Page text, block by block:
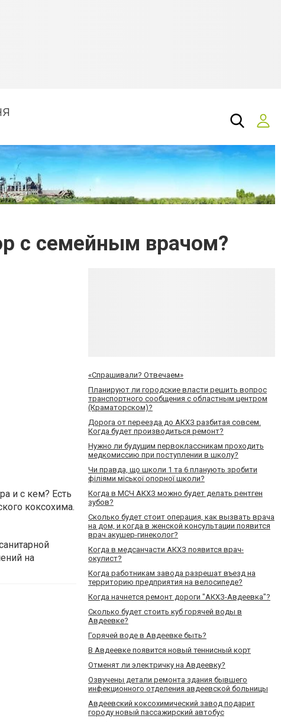
с семейным врачом?
и с кем? Есть
коксохима.
на
«Спрашивали? Отвечаем»
Планируют ли городские власти решить вопрос
транспортного сообщения с областным центром
(Краматорском)?
Дорога от переезда до АКХЗ разбитая совсем.
Когда будет производиться ремонт?
Нужно ли будущим первоклассникам проходить
медкомиссию при поступлении в школу?
Чи правда, що школи 1 та 6 планують зробити
філіями міської опорної школи?
Когда в МСЧ АКХЗ можно будет делать рентген
зубов?
Сколько будет стоит операция, как вызвать врача
на дом, и когда в женской консультации появится
врач акушер-гинеколог?
Когда в медсанчасти АКХЗ появится врач-
окулист?
Когда работникам завода разрешат въезд на
территорию предприятия на велосипеде?
Когда начнется ремонт дороги "АКХЗ-Авдеевка"?
Сколько будет стоить куб горячей воды в
Авдеевке?
Горячей воде в Авдеевке быть?
В Авдеевке появится новый теннисный корт
Отменят ли электричку на Авдеевку?
Озвучены детали ремонта здания бывшего
инфекционного отделения авдеевской больницы
Авдеевский коксохимический завод подарит
городу новый пассажирский автобус